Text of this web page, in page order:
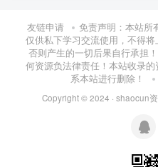
友链申请
免责声明：本站所
仅供私下学习交流使用，不得
否则产生的一切后果自行承担
何资源负法律责任！本站收录
系本站进行删除！
Copyright © 2024 · shaocun